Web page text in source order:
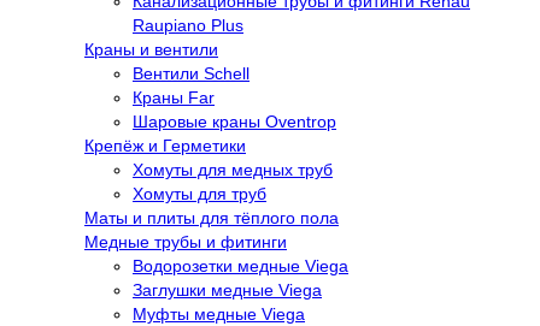
Raupiano Plus
Краны и вентили
Вентили Schell
Краны Far
Шаровые краны Oventrop
Крепёж и Герметики
Хомуты для медных труб
Хомуты для труб
Маты и плиты для тёплого пола
Медные трубы и фитинги
Водорозетки медные Viega
Заглушки медные Viega
Муфты медные Viega